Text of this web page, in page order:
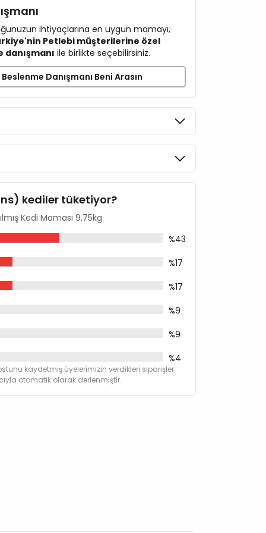
yüksek besinsel emilim ve yüksek
mama taneleri sayesinde diş ve diş eti
sayesinde sağlıklı ve güçlü kemiklerin
ihtiyaçlarına en uygun mamayı,
Petlebi müşterilerine özel
danışmanı ile birlikte seçebilirsiniz.
Beslenme Danışmanı Beni Arasın
kediler tüketiyor?
Kedi Maması 9,75kg
%43
%17
%17
%9
%9
%4
kaydetmiş üyelerimizin verdikleri siparişler
otomatik olarak derlenmiştir.